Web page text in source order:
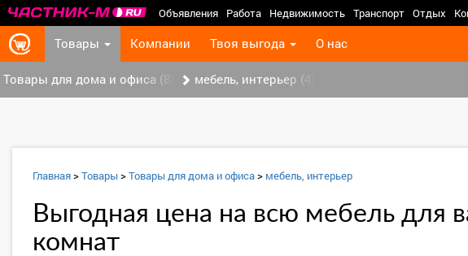
Объявления Работа Недвижимость Транспорт Отдых
Товары Компании Твоя выгода О нас
Товары для дома и офиса (8) мебель, интерьер (4)
Главная>Товары >Товары для дома и офиса> мебель, интерьер
Выгодная цена на всю мебель для
комнат